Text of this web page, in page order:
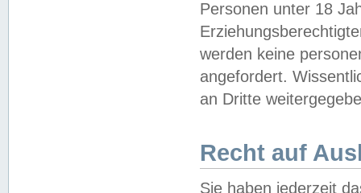
Personen unter 18
werden keine
angefordert.
an Dritte
Recht auf
Sie haben jederzeit